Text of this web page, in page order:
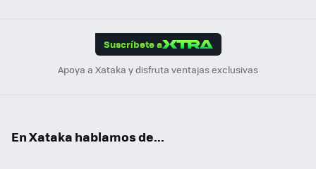
Suscríbete a
Apoya a Xataka y disfruta ventajas exclusivas
En Xataka hablamos de...